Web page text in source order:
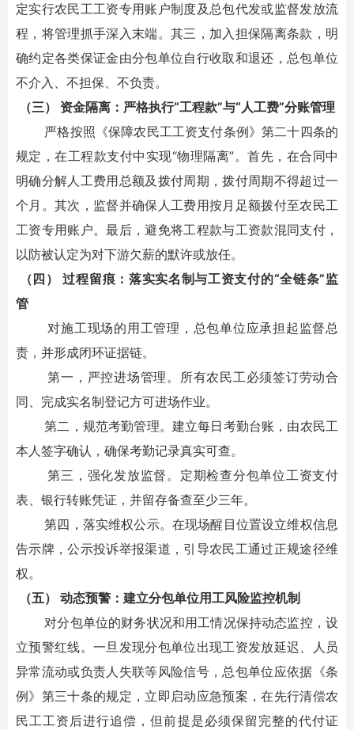
定实行农民工工资专用账户制度及总包代发或监督发放流
程，将管理抓手深入末端。其三，加入担保隔离条款，明
确约定各类保证金由分包单位自行收取和退还，总包单位
不介入、不担保、不负责。
（三） 资金隔离：严格执行“工程款”与“人工费”分账管理
严格按照《保障农民工工资支付条例》第二十四条的
规定，在工程款支付中实现“物理隔离”。首先，在合同中
明确分解人工费用总额及拨付周期，拨付周期不得超过一
个月。其次，监督并确保人工费用按月足额拨付至农民工
工资专用账户。最后，避免将工程款与工资款混同支付，
以防被认定为对下游欠薪的默许或放任。
（四） 过程留痕：落实实名制与工资支付的“全链条”监
管
对施工现场的用工管理，总包单位应承担起监督总
责，并形成闭环证据链。
第一，严控进场管理。所有农民工必须签订劳动合
同、完成实名制登记方可进场作业。
第二，规范考勤管理。建立每日考勤台账，由农民工
本人签字确认，确保考勤记录真实可查。
第三，强化发放监督。定期检查分包单位工资支付
表、银行转账凭证，并留存备查至少三年。
第四，落实维权公示。在现场醒目位置设立维权信息
告示牌，公示投诉举报渠道，引导农民工通过正规途径维
权。
（五） 动态预警：建立分包单位用工风险监控机制
对分包单位的财务状况和用工情况保持动态监控，设
立预警红线。一旦发现分包单位出现工资发放延迟、人员
异常流动或负责人失联等风险信号，总包单位应依据《条
例》第三十条的规定，立即启动应急预案，在先行清偿农
民工工资后进行追偿，但前提是必须保留完整的代付证